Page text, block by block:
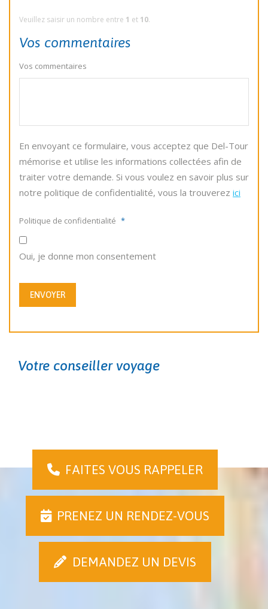
Veuillez saisir un nombre entre 1 et 10.
Vos commentaires
Vos commentaires
En envoyant ce formulaire, vous acceptez que Del-Tour
mémorise et utilise les informations collectées afin de
traiter votre demande. Si vous voulez en savoir plus sur
notre politique de confidentialité, vous la trouverez ici
Politique de confidentialité *
Oui, je donne mon consentement
ENVOYER
Votre conseiller voyage
FAITES VOUS RAPPELER
PRENEZ UN RENDEZ-VOUS
DEMANDEZ UN DEVIS